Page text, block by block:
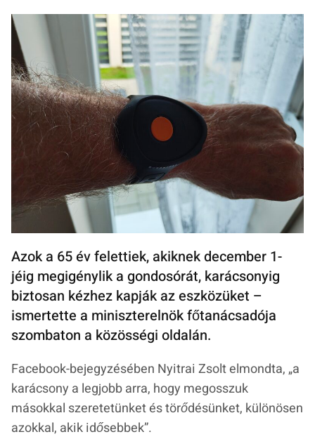
Azok a 65 év felettiek, akiknek december 1-
jéig megigénylik a gondosórát, karácsonyig
biztosan kézhez kapják az eszközüket –
ismertette a miniszterelnök főtanácsadója
szombaton a közösségi oldalán.
Facebook-bejegyzésében Nyitrai Zsolt elmondta,„a
karácsony a legjobb arra, hogy megosszuk
másokkal szeretetünket és törődésünket, különösen
azokkal, akik idősebbek”.